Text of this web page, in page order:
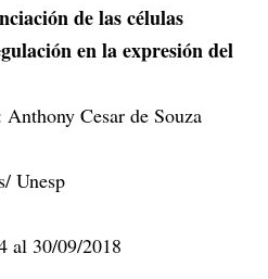
de las células
en la expresión del
Cesar de Souza
Unesp
al 30/09/2018